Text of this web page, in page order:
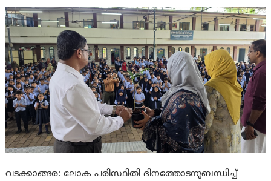
വടക്കാങ്ങര: ലോക പരിസ്ഥിതി ദിനത്തോടനുബന്ധിച്ച്